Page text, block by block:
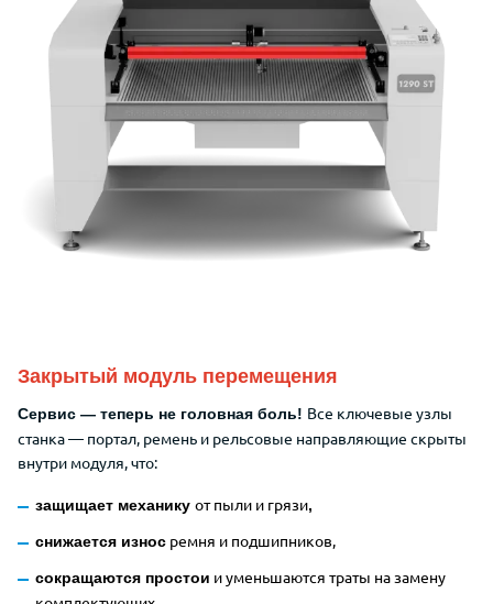
Закрытый модуль перемещения
Сервис — теперь не головная боль! Все ключевые узлы
станка — портал, ремень и рельсовые направляющие скрыты
внутри модуля, что:
защищает механику от пыли и грязи,
снижается износ ремня и подшипников,
сокращаются простои и уменьшаются траты на замену